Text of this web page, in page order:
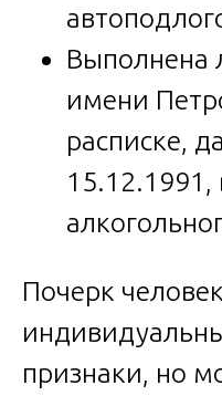
Выполнена
имени
расписке,
15.12.1991,
Почерк
признаки, но